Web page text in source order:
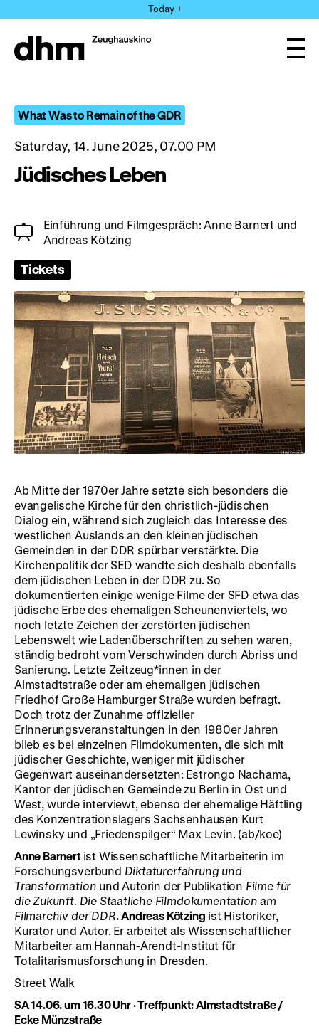
directly
the
Today +
What Was to Remain of the GDR
Saturday, 14. June 2025, 07.00 PM
Jüdisches Leben
Einführung und Filmgespräch: Anne Barnert und
Andreas Kötzing
Tickets
Ab Mitte der 1970er Jahre setzte sich besonders die
evangelische Kirche für den christlich-jüdischen
Dialog ein, während sich zugleich das Interesse des
westlichen Auslands an den kleinen jüdischen
Gemeinden in der DDR spürbar verstärkte. Die
Kirchenpolitik der SED wandte sich deshalb ebenfalls
dem jüdischen Leben in der DDR zu. So
dokumentierten einige wenige Filme der SFD etwa das
jüdische Erbe des ehemaligen Scheunenviertels, wo
noch letzte Zeichen der zerstörten jüdischen
Lebenswelt wie Ladenüberschriften zu sehen waren,
ständig bedroht vom Verschwinden durch Abriss und
Sanierung. Letzte Zeitzeug*innen in der
Almstadtstraße oder am ehemaligen jüdischen
Friedhof Große Hamburger Straße wurden befragt.
Doch trotz der Zunahme offizieller
Erinnerungsveranstaltungen in den 1980er Jahren
blieb es bei einzelnen Filmdokumenten, die sich mit
jüdischer Geschichte, weniger mit jüdischer
Gegenwart auseinandersetzten: Estrongo Nachama,
Kantor der jüdischen Gemeinde zu Berlin in Ost und
West, wurde interviewt, ebenso der ehemalige Häftling
des Konzentrationslagers Sachsenhausen Kurt
Lewinsky und „Friedenspilger“ Max Levin. (ab/koe)
Anne Barnert ist Wissenschaftliche Mitarbeiterin im
Forschungsverbund Diktaturerfahrung und
Transformation und Autorin der Publikation Filme für
die Zukunft. Die Staatliche Filmdokumentation am
Filmarchiv der DDR. Andreas Kötzing ist Historiker,
Kurator und Autor. Er arbeitet als Wissenschaftlicher
Mitarbeiter am Hannah-Arendt-Institut für
Totalitarismusforschung in Dresden.
Street Walk
SA 14.06. um 16.30 Uhr ·Treffpunkt:Almstadtstraße /
Ecke Münzstraße